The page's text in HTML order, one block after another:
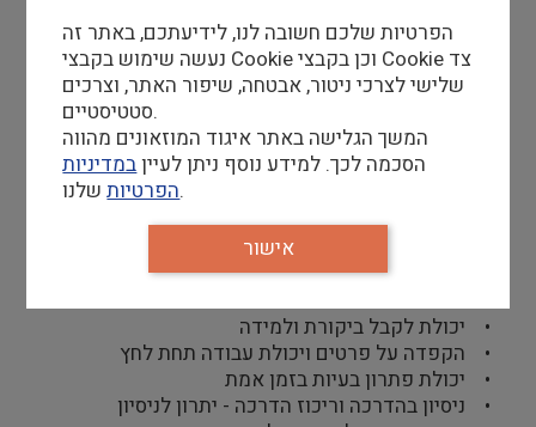
מוזיאון המדע הוא גוף דינאמי עם צוות מדריכים מגוון
רובם סטודנטים לתחומי המדעים.
דרישות סף
• תואר ראשון או תעודת הכשרה של לימודים (כגון-
הנדסאי, מורה דרך)
• גישה ואהבה לתחום החינוך
• יחסי אנוש טובים
• יכולת לקבל ביקורת ולמידה
• הקפדה על פרטים ויכולת עבודה תחת לחץ
• יכולת פתרון בעיות בזמן אמת
• ניסיון בהדרכה וריכוז הדרכה - יתרון לניסיון
הפרטיות שלכם חשובה לנו, לידיעתכם, באתר זה
נעשה שימוש בקבצי Cookie וכן בקבצי Cookie צד
שלישי לצרכי ניטור, אבטחה, שיפור האתר, וצרכים
סטטיסטיים.
המשך הגלישה באתר איגוד המוזאונים מהווה
הסכמה לכך. למידע נוסף ניתן לעייןבמדיניות
הפרטיותשלנו.
אישור